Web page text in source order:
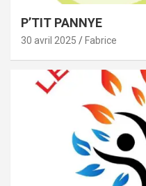
P’TIT PANNYE
30 avril 2025 Fabrice